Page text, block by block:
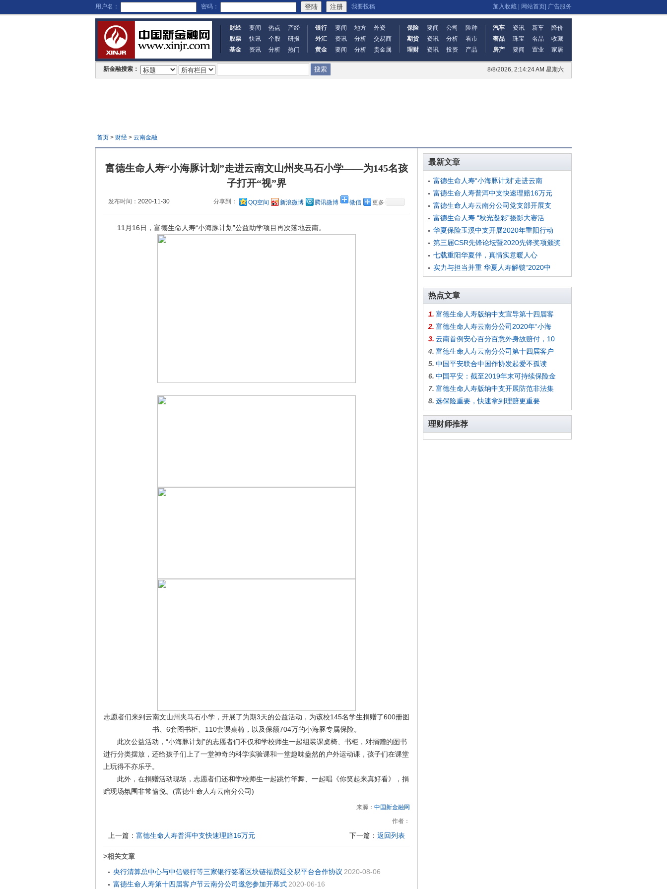
用户名： 密码： 我要投稿 加入收藏 网站首页 广告服务
财经 要闻 热点
产经
股票
快讯 个股
研报
基金
资讯 分析 热门
银行 要闻 地方
外资
外汇
资讯 分析
交易商
黄金
要闻 分析 贵金属
保险 要闻 公司
险种
期货
资讯 分析
看市
理财
资讯 投资 产品
汽车 资讯 新车
降价
奢品
珠宝 名品
收藏
房产
要闻 置业 家居
8/8/2026, 2:14:24 AM 星期六
新金融搜索：
首页> 财经> 云南金融
富德生命人寿“小海豚计划”走进云南文山州夹马石小学——为145名孩
子打开“视”界
发布时间： 2020-11-30 分享到： QQ空间 新浪微博 腾讯微博 微信 更多
11月16日，富德生命人寿“小海豚计划”公益助学项目再次落地云南。
志愿者们来到云南文山州夹马石小学，开展了为期3天的公益活动，为该校145名学生捐赠了600册图
书、6套图书柜、110套课桌椅，以及保额704万的小海豚专属保险。
此次公益活动，“小海豚计划”的志愿者们不仅和学校师生一起组装课桌椅、书柜，对捐赠的图书
进行分类摆放，还给孩子们上了一堂神奇的科学实验课和一堂趣味盎然的户外运动课，孩子们在课堂
上玩得不亦乐乎。
此外，在捐赠活动现场，志愿者们还和学校师生一起跳竹竿舞、一起唱《你笑起来真好看》，捐
赠现场氛围非常愉悦。(富德生命人寿云南分公司)
来源： 中国新金融网
作者：
上一篇： 富德生命人寿普洱中支快速理赔16万元 下一篇： 返回列表
>相关文章
央行清算总中心与中信银行等三家银行签署区块链福费廷交易平台合作协议 2020-08-06
富德生命人寿第十四届客户节云南分公司邀您参加开幕式 2020-06-16
最新文章
富德生命人寿“小海豚计划”走进云南
富德生命人寿普洱中支快速理赔16万元
富德生命人寿云南分公司党支部开展支
富德生命人寿 “秋光凝彩”摄影大赛活
华夏保险玉溪中支开展2020年重阳行动
第三届CSR先锋论坛暨2020先锋奖项颁奖
七载重阳华夏伴，真情实意暖人心
实力与担当并重 华夏人寿解锁“2020中
热点文章
1. 富德生命人寿版纳中支宣导第十四届客
2. 富德生命人寿云南分公司2020年“小海
3. 云南首例安心百分百意外身故赔付，10
4. 富德生命人寿云南分公司第十四届客户
5. 中国平安联合中国作协发起爱不孤读
6. 中国平安：截至2019年末可持续保险金
7. 富德生命人寿版纳中支开展防范非法集
8. 选保险重要，快速拿到理赔更重要
理财师推荐